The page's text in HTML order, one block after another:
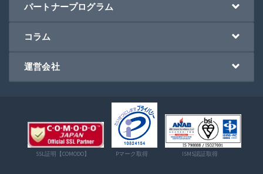
パートナープログラム
コラム
運営会社
SSL証明【COMODO】 Pマーク取得 ISMS認証取得